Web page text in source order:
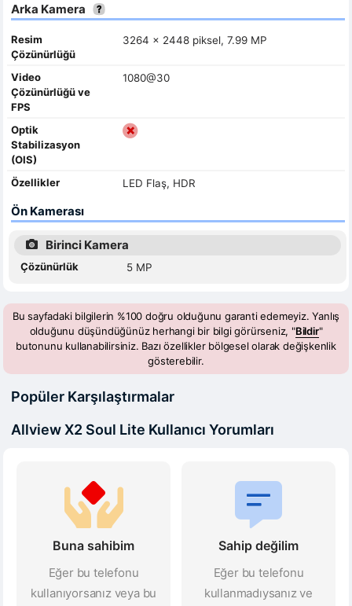
Arka Kamera
Resim
Çözünürlüğü
3264 x 2448 piksel, 7.99 MP
Video
Çözünürlüğü ve
FPS
1080@30
Optik
Stabilizasyon
(OIS)
Özellikler
LED Flaş, HDR
Ön Kamerası
Birinci Kamera
Çözünürlük 5 MP
Bu sayfadaki bilgilerin %100 doğru olduğunu garanti edemeyiz. Yanlış
olduğunu düşündüğünüz herhangi bir bilgi görürseniz, "Bildir"
butonunu kullanabilirsiniz. Bazı özellikler bölgesel olarak değişkenlik
gösterebilir.
Popüler Karşılaştırmalar
Allview X2 Soul Lite Kullanıcı Yorumları
Buna sahibim
Eğer bu telefonu
kullanıyorsanız veya bu
Sahip değilim
Eğer bu telefonu
kullanmadıysanız ve